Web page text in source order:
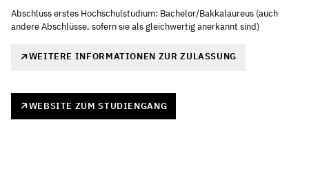
Abschluss erstes Hochschulstudium: Bachelor/Bakkalaureus (auch
andere Abschlüsse, sofern sie als gleichwertig anerkannt sind)
WEITERE INFORMATIONEN ZUR ZULASSUNG
WEBSITE ZUM STUDIENGANG